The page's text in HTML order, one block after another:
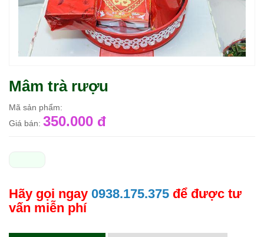
Mâm trà rượu
Mã sản phẩm:
Giá bán: 350.000 đ
Hãy gọi ngay 0938.175.375 để được tư
vấn miễn phí